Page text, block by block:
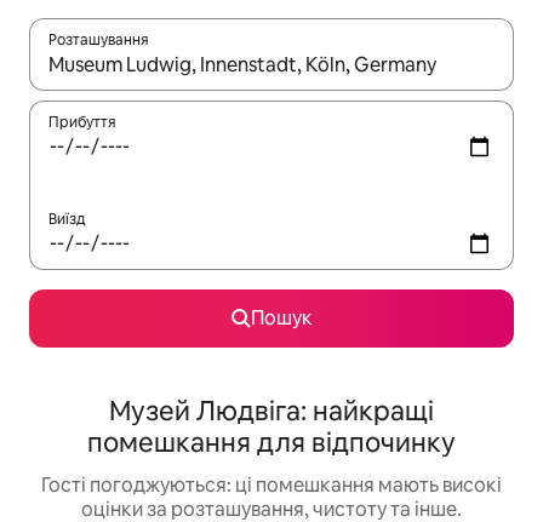
Розташування
Отримавши результати пошуку, використовуйте для
Прибуття
Виїзд
Пошук
Музей Людвіга: найкращі
помешкання для відпочинку
Гості погоджуються: ці помешкання мають високі
оцінки за розташування, чистоту та інше.